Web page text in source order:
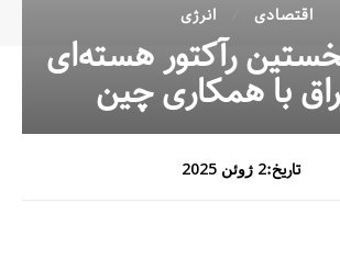
اقتصادی انرژی
رآکتور هسته‌ای
با همکاری چین
تاریخ:2 ژوئن 2025